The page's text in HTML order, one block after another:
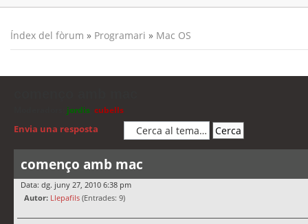
Índex del fòrum » Programari » Mac OS
jordis cubells
Envia una resposta
començo amb mac
Data: dg. juny 27, 2010 6:38 pm
Autor: Llepafils (Entrades: 9)